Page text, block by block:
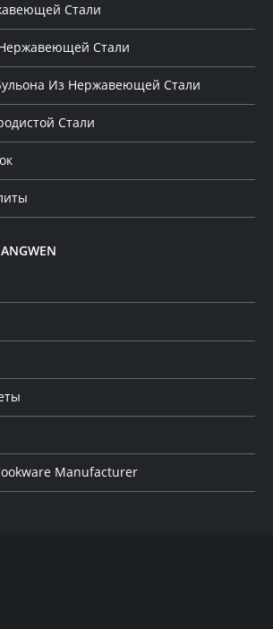
Стали
Стали
Из Нержавеющей Стали
Стали
Manufacturer